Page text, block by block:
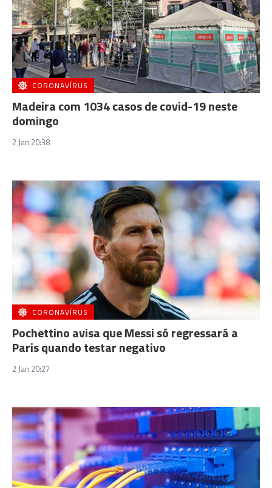
CORONAVÍRUS
Madeira com 1034 casos de covid-19 neste
domingo
2 Jan 20:38
CORONAVÍRUS
Pochettino avisa que Messi só regressará a
Paris quando testar negativo
2 Jan 20:27